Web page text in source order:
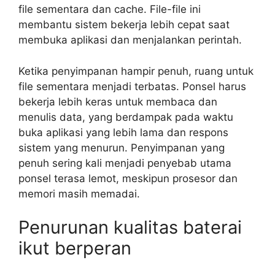
file sementara dan cache. File-file ini
membantu sistem bekerja lebih cepat saat
membuka aplikasi dan menjalankan perintah.
Ketika penyimpanan hampir penuh, ruang untuk
file sementara menjadi terbatas. Ponsel harus
bekerja lebih keras untuk membaca dan
menulis data, yang berdampak pada waktu
buka aplikasi yang lebih lama dan respons
sistem yang menurun. Penyimpanan yang
penuh sering kali menjadi penyebab utama
ponsel terasa lemot, meskipun prosesor dan
memori masih memadai.
Penurunan kualitas baterai
ikut berperan